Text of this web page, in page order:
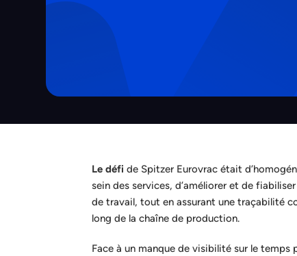
Le défi de Spitzer Eurovrac était
sein des services, d’améliorer et de
de travail, tout en assurant une traçabilité
long de la chaîne de production.
Face à un manque de visibilité sur le temps